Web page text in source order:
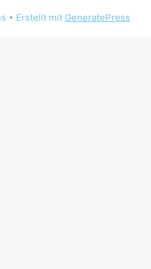
• Erstellt mit GeneratePress